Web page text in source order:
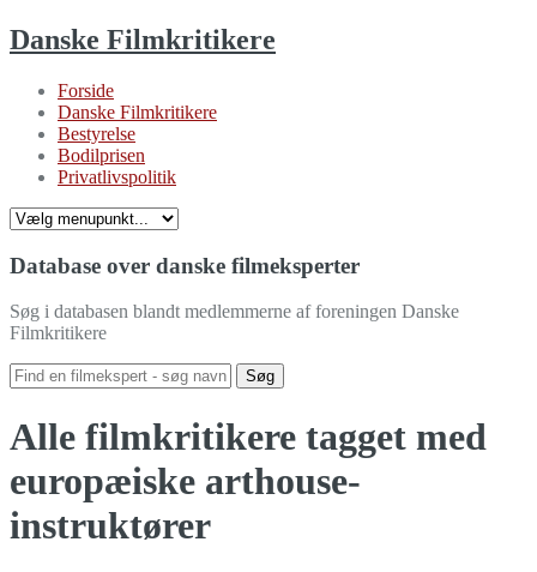
Danske Filmkritikere
Forside
Danske Filmkritikere
Bestyrelse
Bodilprisen
Privatlivspolitik
Database over danske filmeksperter
Søg i databasen blandt medlemmerne af foreningen Danske
Filmkritikere
Alle filmkritikere tagget med
europæiske arthouse-
instruktører